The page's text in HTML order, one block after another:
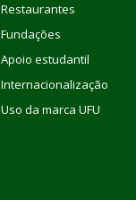
Restaurantes
Fundações
Apoio estudantil
Internacionalização
Uso da marca UFU